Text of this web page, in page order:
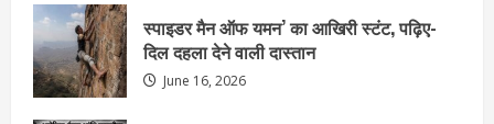
स्पाइडर मैन ऑफ यमन’ का आखिरी स्टंट, पढ़िए-
दिल दहला देने वाली दास्तान
June 16, 2026